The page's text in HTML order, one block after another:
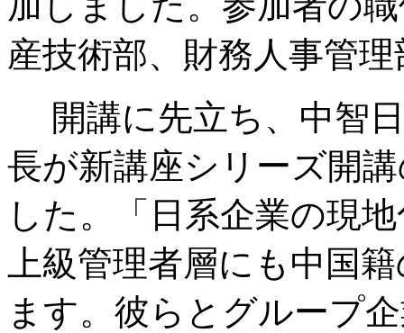
産技術部、財務人事管
開講に先立ち、中智
長が新講座シリーズ開
した。「日系企業の現
上級管理者層にも中国
ます。彼らとグループ